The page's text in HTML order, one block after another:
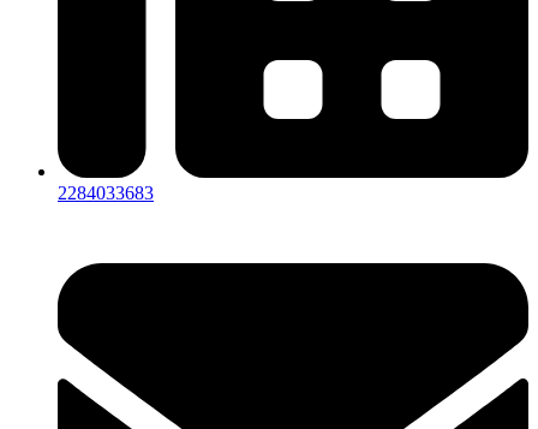
2284033683